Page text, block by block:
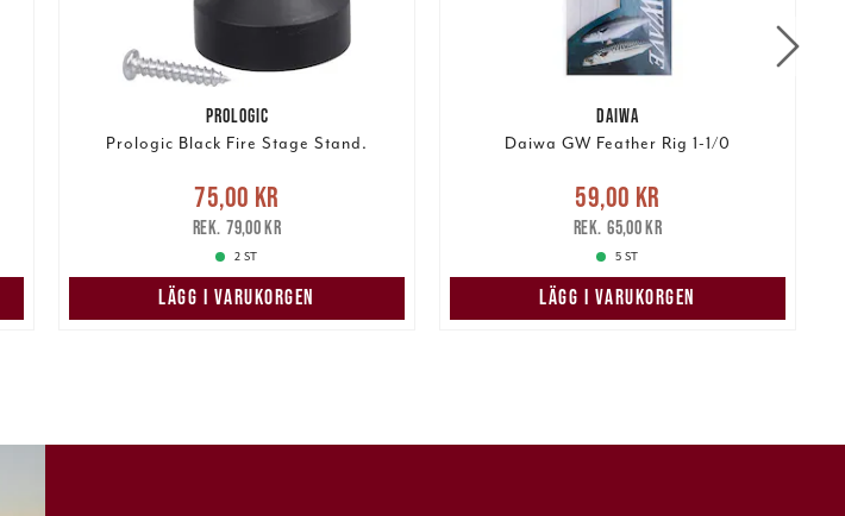
PROLOGIC
Prologic Black Fire Stage Stand.
Nuvarande pris :75,00 kr
pris: 79,00 kr
75,00 kr
79,00 kr
2 ST
LÄGG I VARUKORGEN
DAIWA
Daiwa GW Feather Rig 1-1/0
Nuvarande pris :59,00 kr
pris: 65,00 kr
59,00 kr
65,00 kr
5 ST
LÄGG I VARUKORGEN